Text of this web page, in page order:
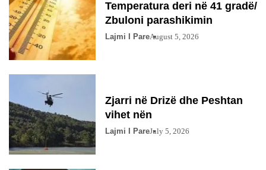
Temperatura deri në 41 gradë/
Zbuloni parashikimin
Lajmi I PareAugust 5, 2026
Zjarri në Drizë dhe Peshtan
vihet nën
Lajmi I PareJuly 5, 2026